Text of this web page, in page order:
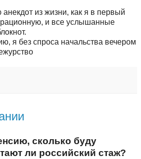
из жизни, как я в первый
и все услышанные
я без спроса начальства вечером
сколько буду
ли российский стаж?